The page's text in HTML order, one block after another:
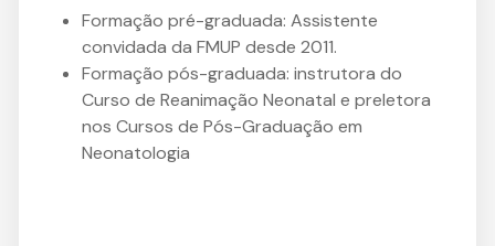
Formação pré-graduada: Assistente
convidada da FMUP desde 2011.
Formação pós-graduada: instrutora do
Curso de Reanimação Neonatal e preletora
nos Cursos de Pós-Graduação em
Neonatologia